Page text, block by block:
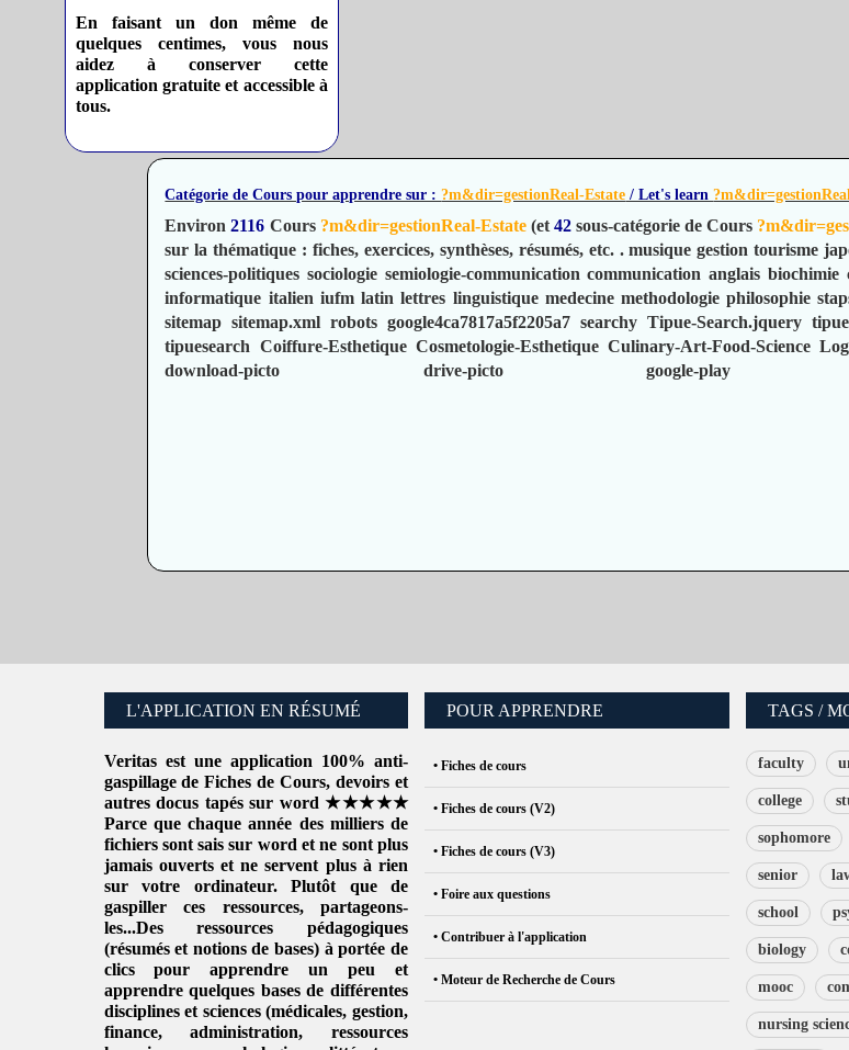
En faisant un don même de
quelques centimes, vous nous
aidez à conserver cette
application gratuite et accessible à
tous.
Catégorie de Cours pour apprendre sur :?m&dir=gestionReal-Estate / Let's learn
Environ2116 Cours ?m&dir=gestionReal-Estate(et 42sous-catégorie de Cours
sur la thématique : fiches, exercices, synthèses, résumés, etc. . musique gestion tourisme
sciences-politiques sociologie semiologie-communication communication anglais biochimie
informatique italien iufm latin lettres linguistique medecine methodologie philosophie
sitemap sitemap.xml robots google4ca7817a5f2205a7 searchy Tipue-Search.jquery
tipuesearch Coiffure-Esthetique Cosmetologie-Esthetique Culinary-Art-Food-Science
download-picto
drive-picto google-play
L'APPLICATION EN RÉSUMÉ
Veritasest une application 100% anti-
gaspillage deFiches de Cours, devoirs et
autres docus tapés sur word ★★★★★
Parce que chaque année des milliers de
fichiers sont sais sur word et ne sont plus
jamais ouverts et ne servent plus à rien
sur votre ordinateur. Plutôt que de
gaspiller ces ressources, partageons-
les...Des ressources pédagogiques
(résumés et notions de bases) à portée de
clics pour apprendre un peu et
apprendre quelques bases de différentes
disciplines et sciences (médicales, gestion,
finance, administration, ressources
POUR APPRENDRE
• Fiches de cours
• Fiches de cours (V2)
• Fiches de cours (V3)
• Foire aux questions
• Contribuer à l'application
• Moteur de Recherche de Cours
TAGS /
faculty
college
sophomore
senior
school
biology
mooc
nursing